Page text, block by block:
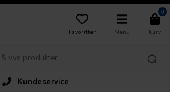
Favoritter Menu
0
Kurv
Kundeservice